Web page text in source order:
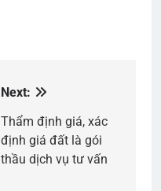
Next:
Thẩm định giá, xác
định giá đất là gói
thầu dịch vụ tư vấn